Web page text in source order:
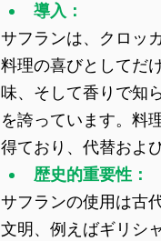
導入：
サフランは、クロッ
料理の喜びとしてだ
味、そして香りで知
を誇っています。料
得ており、代替およ
歴史的重要性：
サフランの使用は古
文明、例えばギリシ